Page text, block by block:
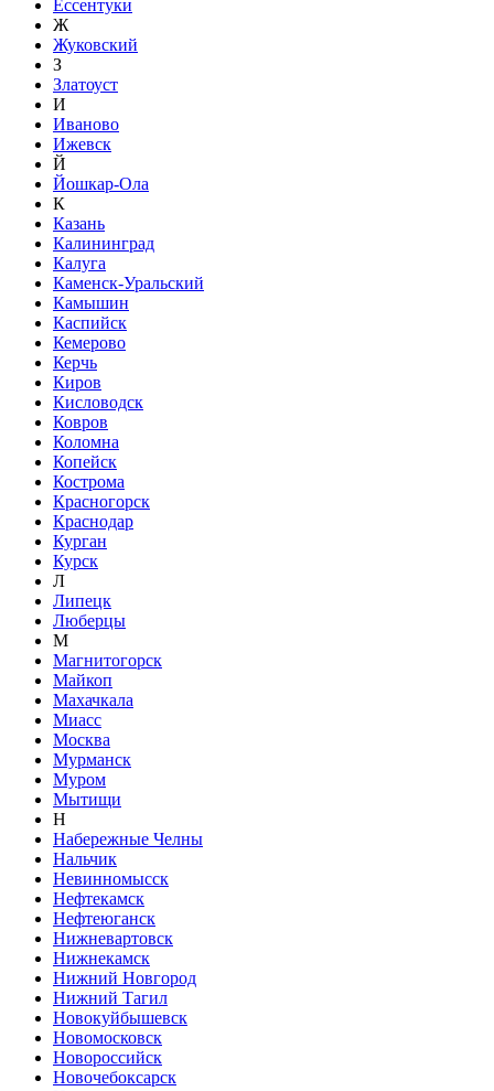
Ессентуки
Ж
Жуковский
З
Златоуст
И
Иваново
Ижевск
Й
Йошкар-Ола
К
Казань
Калининград
Калуга
Каменск-Уральский
Камышин
Каспийск
Кемерово
Керчь
Киров
Кисловодск
Ковров
Коломна
Копейск
Кострома
Красногорск
Краснодар
Курган
Курск
Л
Липецк
Люберцы
М
Магнитогорск
Майкоп
Махачкала
Миасс
Москва
Мурманск
Муром
Мытищи
Н
Набережные Челны
Нальчик
Невинномысск
Нефтекамск
Нефтеюганск
Нижневартовск
Нижнекамск
Нижний Новгород
Нижний Тагил
Новокуйбышевск
Новомосковск
Новороссийск
Новочебоксарск